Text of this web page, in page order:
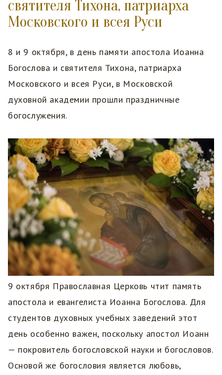
святителя Тихона, патриарха
Московского и всея Руси
8 и 9 октября, в день памяти апостола Иоанна
Богослова и святителя Тихона, патриарха
Московского и всея Руси, в Московской
духовной академии прошли праздничные
богослужения.
9 октября Православная Церковь чтит память
апостола и евангелиста Иоанна Богослова. Для
студентов духовных учебных заведений этот
день особенно важен, поскольку апостол Иоанн
— покровитель богословской науки и богословов.
Основой же богословия является любовь,